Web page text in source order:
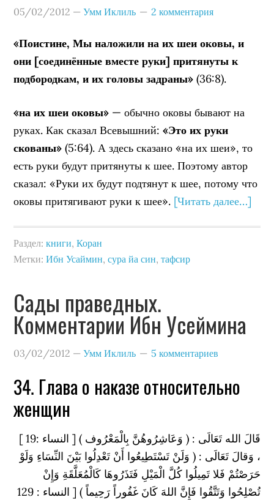
05/02/2012 —Умм Иклиль 2 комментария
«Поистине, Мы наложили на их шеи оковы, и
они [соединённые вместе руки] притянуты к
подбородкам, и их головы задраны» (36:8).
«на их шеи оковы» — обычно оковы бывают на
руках. Как сказал Всевышний:«Это их руки
скованы» (5:64). А здесь сказано «на их шеи», то
есть руки будут притянуты к шее. Поэтому автор
сказал: «Руки их будут подтянут к шее, потому что
оковы притягивают руки к шее». [Читать далее…]
Раздел:книги,Коран
Метки:Ибн Усаймин,сура йа син,тафсир
Сады праведных.
Комментарии Ибн Усеймина
03/02/2012 —Умм Иклиль 5 комментариев
34. Глава о наказе относительно
женщин
قَالَ الله تَعَالَى : ( وَعَاشِرُوهُنَّ بِالْمَعْرُوف ) [ النساء :19 ]
، وَقالَ تَعَالَى : ( وَلَنْ تَسْتَطِيعُوا أَنْ تَعْدِلُوا بَيْنَ النِّسَاءِ وَلَوْ
حَرَصْتُمْ فَلا تَمِيلُوا كُلَّ الْمَيْلِ فَتَذَرُوهَا كَالْمُعَلَّقَةِ وَإِنْ
تُصْلِحُوا وَتَتَّقُوا فَإِنَّ اللهَ كَانَ غَفُوراً رَحِيماً ) [ النساء : 129